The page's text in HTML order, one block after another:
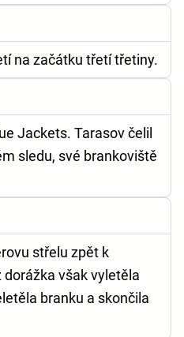
na začátku třetí třetiny.
Jackets. Tarasov čelil
sledu, své brankoviště
střelu zpět k
však vyletěla
branku a skončila